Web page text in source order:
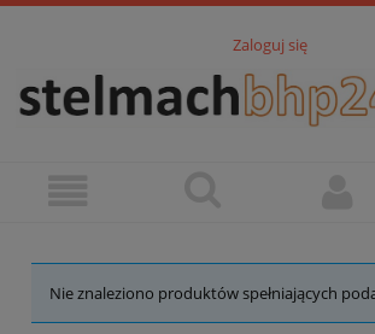
Zaloguj się
Nie znaleziono produktów spełniających